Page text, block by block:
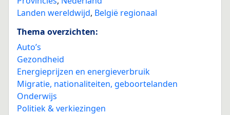
Landen wereldwijd, België regionaal
Thema overzichten:
Auto’s
Gezondheid
Energieprijzen en energieverbruik
Migratie, nationaliteiten, geboortelanden
Onderwijs
Politiek & verkiezingen